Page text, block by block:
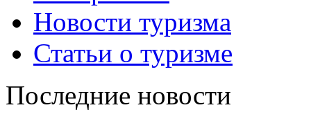
Новости туризма
Статьи о туризме
Последние новости